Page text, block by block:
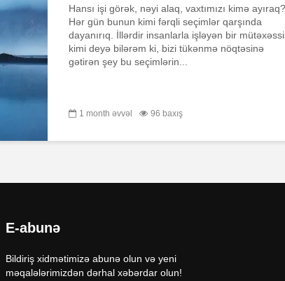
Hansı işi görək, nəyi alaq, vaxtımızı kimə ayıraq?
Hər gün bunun kimi fərqli seçimlər qarşında
dayanırıq. İllərdir insanlarla işləyən bir
kimi deyə bilərəm ki, bizi tükənmə nöqtəsinə
gətirən şey bu seçimlərin...
1 month əvvəl 96 baxış
E-abunə
Bildiriş xidmətimizə abunə olun və yeni
məqalələrimizdən dərhal xəbərdar olun!